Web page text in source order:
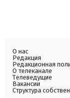
О нас
Редакция
Редакционная
О телеканале
Телеведущие
Вакансии
Структура